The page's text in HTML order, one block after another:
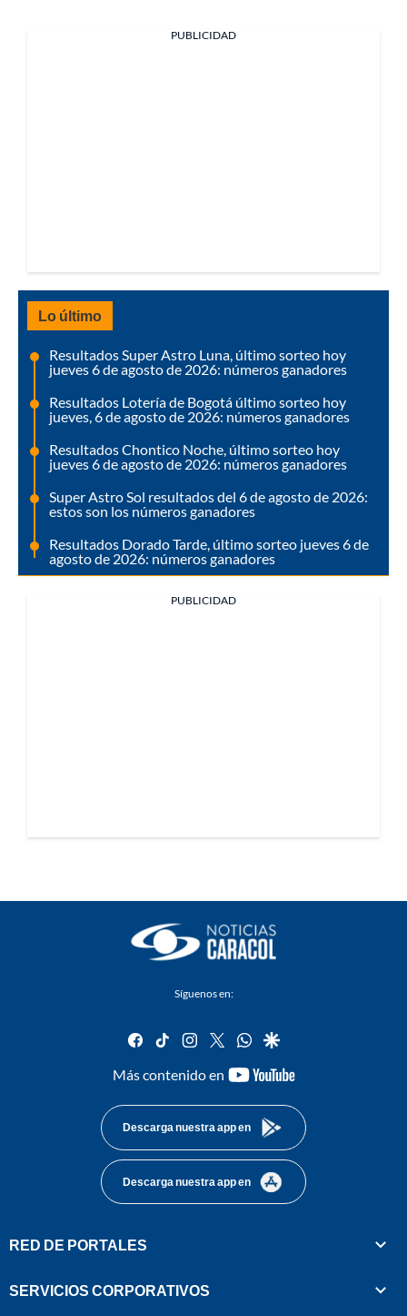
PUBLICIDAD
Lo último
Resultados Super Astro Luna, último sorteo hoy
jueves 6 de agosto de 2026: números ganadores
Resultados Lotería de Bogotá último sorteo hoy
jueves, 6 de agosto de 2026: números ganadores
Resultados Chontico Noche, último sorteo hoy
jueves 6 de agosto de 2026: números ganadores
Super Astro Sol resultados del 6 de agosto de 2026:
estos son los números ganadores
Resultados Dorado Tarde, último sorteo jueves 6 de
agosto de 2026: números ganadores
PUBLICIDAD
Síguenos en:
facebook
tiktok instagram
twitterwhatsapp
google
Más contenido en
youtube-
Descarga nuestra app en
Descarga nuestra app en
RED DE PORTALES
SERVICIOS CORPORATIVOS